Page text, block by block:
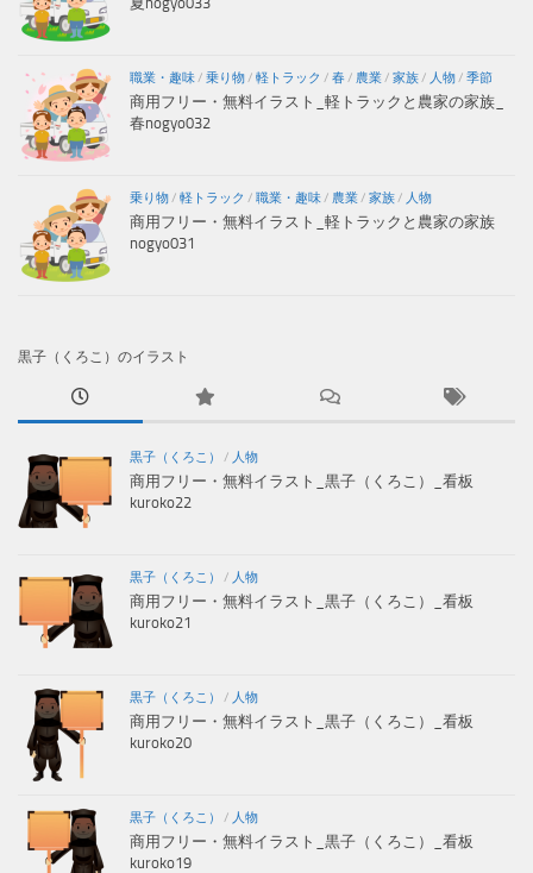
職業・趣味/ 乗り物/ 軽トラック / 春/ 農業/ 家族/ 人物/ 季節
商用フリー・無料イラスト_軽トラックと農家の家族_
春nogyo032
乗り物/ 軽トラック / 職業・趣味/ 農業/ 家族/ 人物
商用フリー・無料イラスト_軽トラックと農家の家族
nogyo031
黒子（くろこ）のイラスト
黒子（くろこ） / 人物
商用フリー・無料イラスト_黒子（くろこ）_看板
kuroko22
黒子（くろこ） / 人物
商用フリー・無料イラスト_黒子（くろこ）_看板
kuroko21
黒子（くろこ） / 人物
商用フリー・無料イラスト_黒子（くろこ）_看板
kuroko20
黒子（くろこ） / 人物
商用フリー・無料イラスト_黒子（くろこ）_看板
kuroko19